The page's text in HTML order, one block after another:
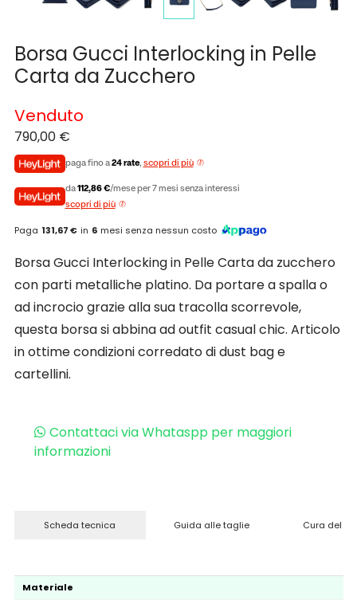
Borsa Gucci Interlocking in Pelle
Carta da Zucchero
790,00 €
paga fino a24 rate, scopri di più
da112,86 €/mese per 7 mesi senza interessi
scopri di più
Paga 131,67 € in 6 mesi senza nessun costo
Venduto
Borsa Gucci Interlocking in Pelle Carta da zucchero
con parti metalliche platino. Da portare a spalla o
ad incrocio grazie alla sua tracolla scorrevole,
questa borsa si abbina ad outfit casual chic. Articolo
in ottime condizioni corredato di dust bag e
cartellini.
Contattaci via Whataspp per maggiori
informazioni
Scheda tecnica Guida alle taglie Cura del
Materiale